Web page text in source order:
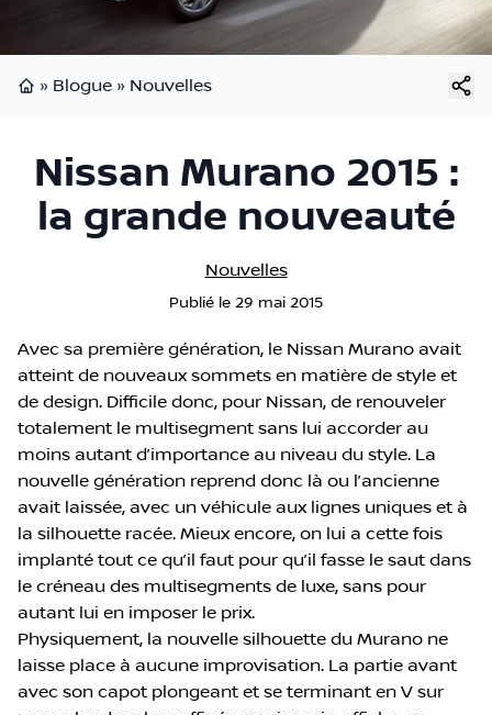
» Blogue » Nouvelles
Nissan Murano 2015 :
la grande nouveauté
Nouvelles
Publié le 29 mai 2015
Avec sa première génération, le Nissan Murano avait
atteint de nouveaux sommets en matière de style et
de design. Difficile donc, pour Nissan, de renouveler
totalement le multisegment sans lui accorder au
moins autant d’importance au niveau du style. La
nouvelle génération reprend donc là ou l’ancienne
avait laissée, avec un véhicule aux lignes uniques et à
la silhouette racée. Mieux encore, on lui a cette fois
implanté tout ce qu’il faut pour qu’il fasse le saut dans
le créneau des multisegments de luxe, sans pour
autant lui en imposer le prix.
Physiquement, la nouvelle silhouette du Murano ne
laisse place à aucune improvisation. La partie avant
avec son capot plongeant et se terminant en V sur